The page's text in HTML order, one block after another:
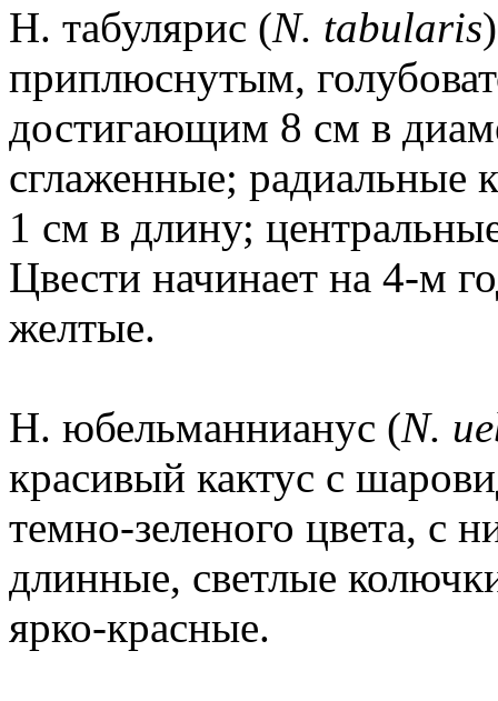
Н. табулярис (N. tabularis
приплюснутым,
достигающим 8 см в
сглаженные; радиальные
1 см в длину;
Цвести начинает на 4-м
желтые.
Н. юбельманнианус (N.
красивый кактус с
темно-зеленого цвета, с
длинные, светлые
ярко-красные.